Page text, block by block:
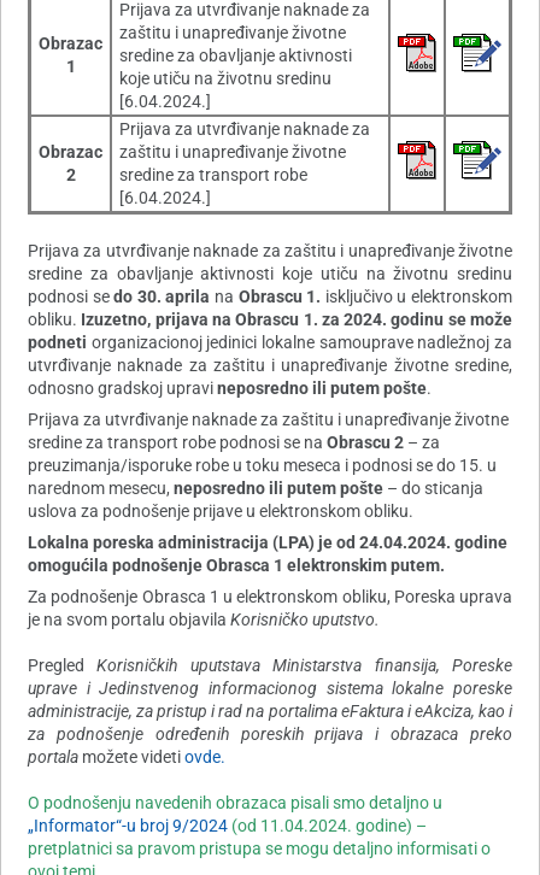
Obrazac
1
Prijava za utvrđivanje naknade za
zaštitu i unapređivanje životne
sredine za obavljanje aktivnosti
koje utiču na životnu sredinu
[6.04.2024.]
Obrazac
2
Prijava za utvrđivanje naknade za
zaštitu i unapređivanje životne
sredine za transport robe
[6.04.2024.]
Prijava za utvrđivanje naknade za zaštitu i unapređivanje životne
sredine za obavljanje aktivnosti koje utiču na životnu sredinu
podnosi sedo 30. aprila na Obrascu 1. isključivo u elektronskom
obliku. Izuzetno, prijava na Obrascu 1. za 2024. godinu se može
podneti organizacionoj jedinici lokalne samouprave nadležnoj za
utvrđivanje naknade za zaštitu i unapređivanje životne sredine,
odnosno gradskoj upravineposredno ili putem pošte.
Prijava za utvrđivanje naknade za zaštitu i unapređivanje životne
sredine za transport robe podnosi se na Obrascu 2 – za
preuzimanja/isporuke robe u toku meseca i podnosi se do 15. u
narednom mesecu, neposredno ili putem pošte – do sticanja
uslova za podnošenje prijave u elektronskom obliku.
Lokalna poreska administracija (LPA) je od 24.04.2024. godine
omogućila podnošenje Obrasca 1 elektronskim putem.
Za podnošenje Obrasca 1 u elektronskom obliku, Poreska uprava
je na svom portalu objavila Korisničko uputstvo.
PregledKorisničkih uputstava Ministarstva finansija, Poreske
uprave i Jedinstvenog informacionog sistema lokalne poreske
administracije, za pristup i rad na portalima eFaktura i eAkciza, kao i
za podnošenje određenih poreskih prijava i obrazaca preko
portala možete videtiovde.
O podnošenju navedenih obrazaca pisali smo detaljno u
„Informator“-u broj 9/2024 (od 11.04.2024. godine) –
pretplatnici sa pravom pristupa se mogu detaljno informisati o